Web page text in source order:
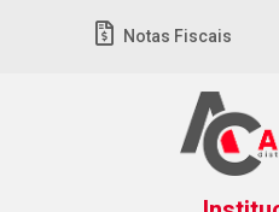
Notas Fiscais